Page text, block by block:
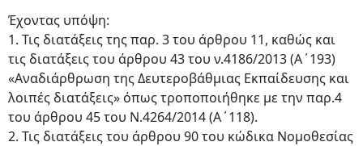
Έχοντας υπόψη:
1. Τις διατάξεις της παρ. 3 του άρθρου 11, καθώς και
τις διατάξεις του άρθρου 43 του ν.4186/2013 (Α΄193)
«Αναδιάρθρωση της Δευτεροβάθμιας Εκπαίδευσης και
λοιπές διατάξεις» όπως τροποποιήθηκε με την παρ.4
του άρθρου 45 του Ν.4264/2014 (Α΄118).
2. Τις διατάξεις του άρθρου 90 του κώδικα Νομοθεσίας